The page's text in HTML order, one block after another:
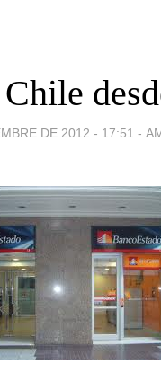
DE 2012 - 17:51 -